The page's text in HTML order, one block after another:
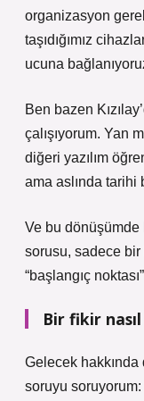
organizasyon
taşıdığımız
ucuna
Ben bazen
çalışıyorum. Yan
diğeri yazılım
ama aslında
Ve bu dönüşümde
sorusu, sadece bir
“başlangıç
Bir fikir
Gelecek hakkında
soruyu soruyorum: